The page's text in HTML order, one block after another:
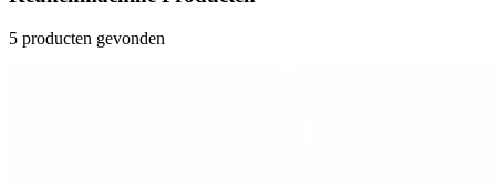
5 producten gevonden